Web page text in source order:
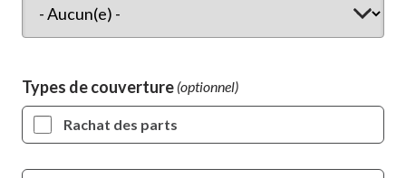
Types de couverture
Rachat des parts